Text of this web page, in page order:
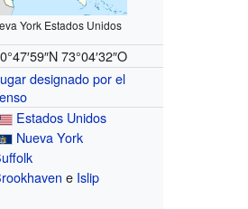
York Estados Unidos
73°04′32″O
designado por el
Estados Unidos
Nueva York
e Islip